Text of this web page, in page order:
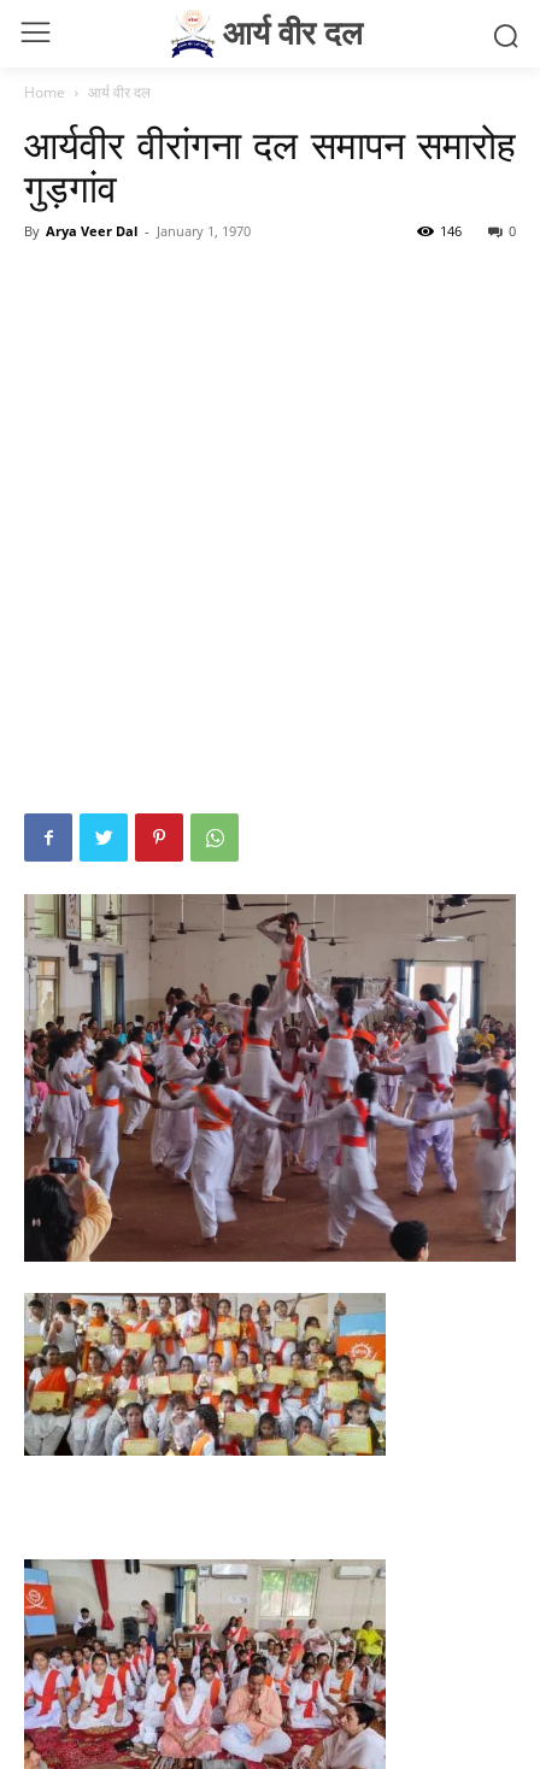
आर्य वीर दल
Home आर्य वीर दल
आर्यवीर वीरांगना दल समापन समारोह
गुड़गांव
By Arya Veer Dal - January 1, 1970 0
146